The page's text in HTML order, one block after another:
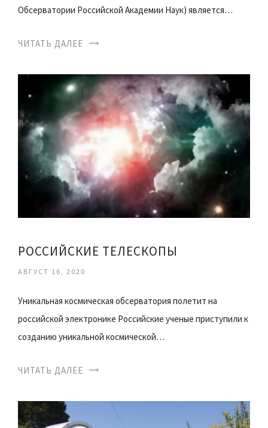
Обсерватории Российской Академии Наук) является…
ЧИТАТЬ ДАЛЕЕ
РОССИЙСКИЕ ТЕЛЕСКОПЫ
АВГУСТ 16, 2020
Уникальная космическая обсерватория полетит на
российской электронике Российские ученые приступили к
созданию уникальной космической…
ЧИТАТЬ ДАЛЕЕ